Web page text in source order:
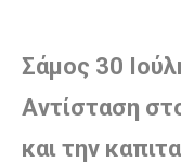
Σάμος 30
Aντίσταση
και την